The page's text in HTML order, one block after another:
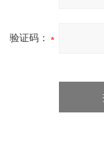
验证码：